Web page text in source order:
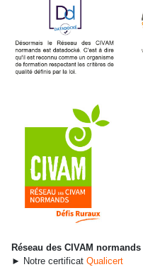
Réseau des CIVAM normands
► Notre certificat Qualicert